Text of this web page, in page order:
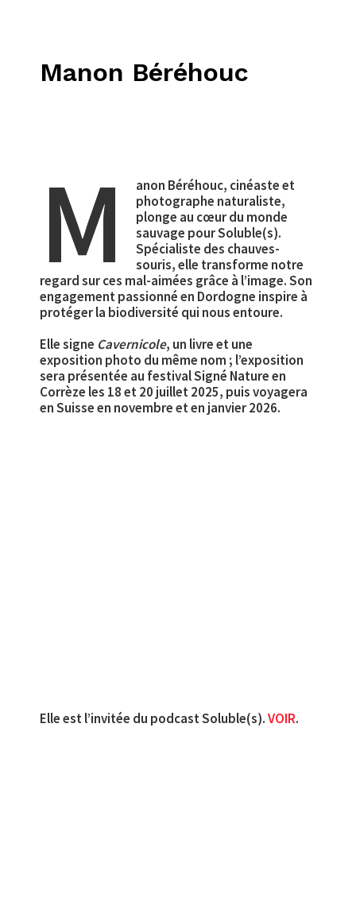
Manon Béréhouc
M
anon Béréhouc, cinéaste et
photographe naturaliste,
plonge au cœur du monde
sauvage pour Soluble(s).
Spécialiste des chauves-
souris, elle transforme notre
regard sur ces mal-aimées grâce à l’image. Son
engagement passionné en Dordogne inspire à
protéger la biodiversité qui nous entoure.
Elle signe Cavernicole, un livre et une
exposition photo du même nom ; l’exposition
sera présentée au festival Signé Nature en
Corrèze les 18 et 20 juillet 2025, puis voyagera
en Suisse en novembre et en janvier 2026.
Elle est l’invitée du podcast Soluble(s).VOIR.